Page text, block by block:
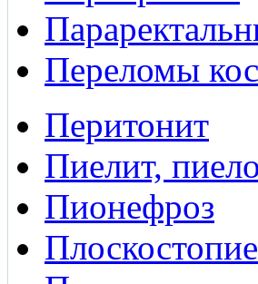
Переломы
Перитонит
Пиелит,
Пионефроз
Плоскостопие